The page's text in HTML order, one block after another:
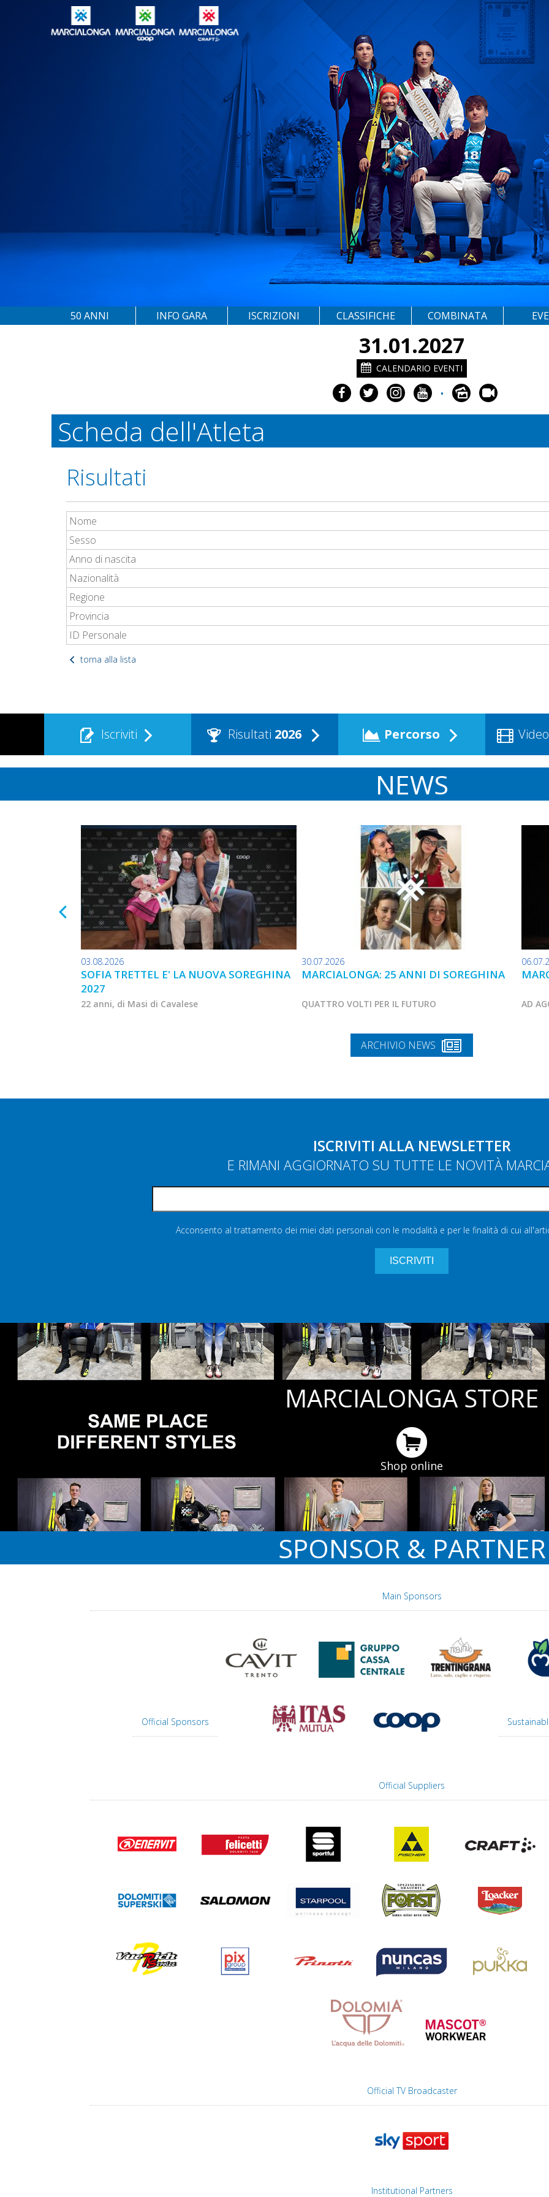
50 ANNI INFO GARA ISCRIZIONI CLASSIFICHE COMBINATA
31.01.2027
CALENDARIO EVENTI
•
Scheda dell'Atleta
Risultati
Nome
Sesso
Anno di nascita
Nazionalità
Regione
Provincia
ID Personale
torna alla lista
Iscriviti Risultati 2026 Percorso Video
NEWS
03.08.2026
SOFIA TRETTEL E' LA NUOVA SOREGHINA
2027
22 anni, di Masi di Cavalese
30.07.2026
MARCIALONGA: 25 ANNI DI SOREGHINA
QUATTRO VOLTI PER IL FUTURO AD
ARCHIVIO NEWS
ISCRIVITI ALLA NEWSLETTER
E RIMANI AGGIORNATO SU TUTTE LE NOVITÀ
Acconsento al trattamento dei miei dati personali con le modalità e per le finalità di cui
MARCIALONGA STORE
Shop online
SPONSOR & PARTNER
Main Sponsors
Official Sponsors
Official Suppliers
Official TV Broadcaster
Institutional Partners